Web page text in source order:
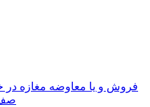
فروش و یا معاوضه مغازه در